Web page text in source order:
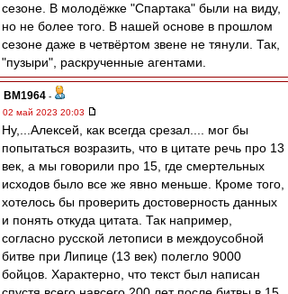
сезоне. В молодёжке "Спартака" были на виду,
но не более того. В нашей основе в прошлом
сезоне даже в четвёртом звене не тянули. Так,
"пузыри", раскрученные агентами.
BM1964 -
02 май 2023 20:03
Ну,...Алексей, как всегда срезал.... мог бы
попытаться возразить, что в цитате речь про 13
век, а мы говорили про 15, где смертельных
исходов было все же явно меньше. Кроме того,
хотелось бы проверить достоверность данных
и понять откуда цитата. Так например,
согласно русской летописи в междоусобной
битве при Липице (13 век) полегло 9000
бойцов. Характерно, что текст был написан